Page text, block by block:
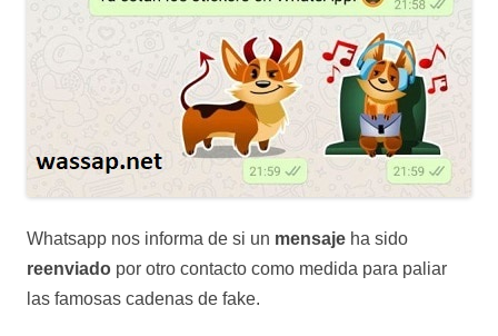
Whatsapp nos informa de si un mensaje ha sido
reenviado por otro contacto como medida para paliar
las famosas cadenas de fake.